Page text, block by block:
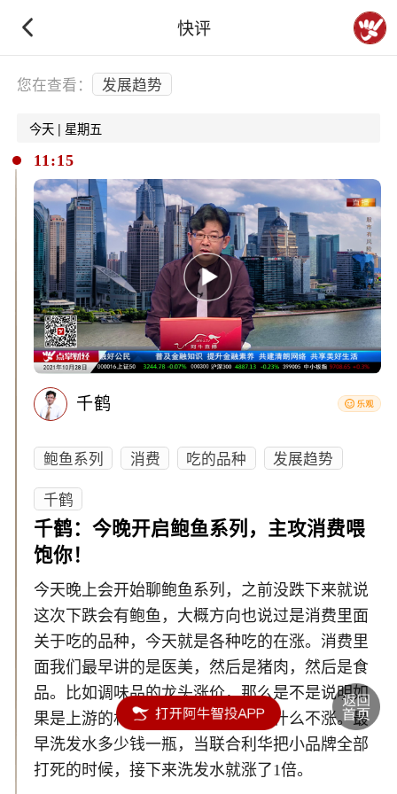
快评
下拉刷新
您在查看： 发展趋势
今天 | 星期五
11:15
千鹤
鲍鱼系列 消费 吃的品种
发展趋势
千鹤
千鹤：今晚开启鲍鱼系列，主攻消费喂
饱你！
今天晚上会开始聊鲍鱼系列，之前没跌下来就说
这次下跌会有鲍鱼，大概方向也说过是消费里面
关于吃的品种，今天就是各种吃的在涨。消费里
面我们最早讲的是医美，然后是猪肉，然后是食
品。比如调味品的龙头涨价，那么是不是说明如
果是上游的材料涨，那么下面的凭什么不涨。最
早洗发水多少钱一瓶，当联合利华把小品牌全部
打死的时候，接下来洗发水就涨了1倍。